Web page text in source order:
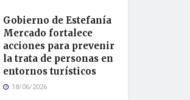
Gobierno de Estefanía
Mercado fortalece
acciones para prevenir
la trata de personas en
entornos turísticos
18/06/2026